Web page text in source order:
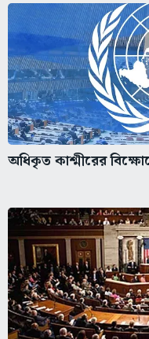
অধিকৃত কাশ্মীরের